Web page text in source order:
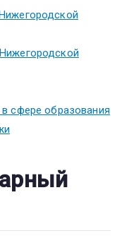
сфере образования